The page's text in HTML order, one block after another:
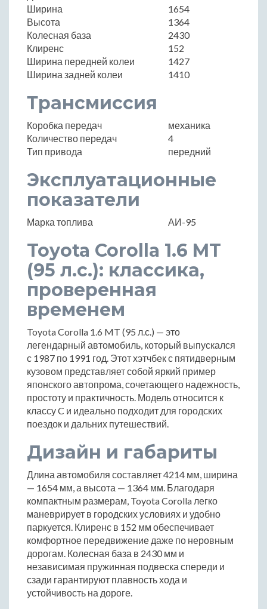
Ширина
1654
Высота
1364
Колесная база
2430
Клиренс
152
Ширина передней колеи
1427
Ширина задней колеи
1410
Трансмиссия
Коробка передач
механика
Количество передач
4
Тип привода
передний
Эксплуатационные
показатели
Марка топлива АИ-95
Toyota Corolla 1.6 MT
(95 л.с.): классика,
проверенная
временем
Toyota Corolla 1.6 MT (95 л.с.) — это
легендарный автомобиль, который выпускался
с 1987 по 1991 год. Этот хэтчбек с пятидверным
кузовом представляет собой яркий пример
японского автопрома, сочетающего надежность,
простоту и практичность. Модель относится к
классу C и идеально подходит для городских
поездок и дальних путешествий.
Дизайн и габариты
Длина автомобиля составляет 4214 мм, ширина
— 1654 мм, а высота — 1364 мм. Благодаря
компактным размерам, Toyota Corolla легко
маневрирует в городских условиях и удобно
паркуется. Клиренс в 152 мм обеспечивает
комфортное передвижение даже по неровным
дорогам. Колесная база в 2430 мм и
независимая пружинная подвеска спереди и
сзади гарантируют плавность хода и
устойчивость на дороге.